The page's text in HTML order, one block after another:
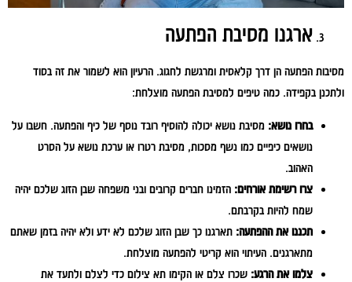
ארגנו מסיבת הפתעה
מסיבות הפתעה הן דרך קלאסית ומרגשת לחגוג. הרעיון הוא לשמור את זה בסוד
ולתכנן בקפידה. כמה טיפים למסיבת הפתעה מוצלחת:
בחרו נושא: מסיבת נושא יכולה להוסיף רובד נוסף של כיף והפתעה. חשבו על
נושאים כיפיים כמו נשף מסכות, מסיבת רטרו או ערכת נושא על הסרט
האהוב.
צרו רשימת אורחים: הזמינו חברים קרובים ובני משפחה שבן הזוג שלכם יהיה
שמח להיות בקרבתם.
תכננו את ההפתעה: תארגנו כך שבן הזוג שלכם לא ידע ולא יהיה בזמן שאתם
מתארגנים. העיתוי הוא קריטי להפתעה מוצלחת.
צלמו את הרגע: שכרו צלם או הקימו תא צילום כדי לצלם ולתעד את